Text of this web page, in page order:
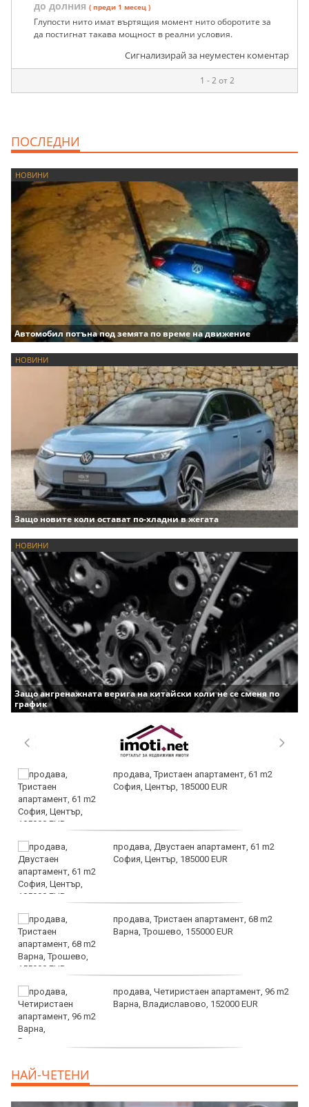
до долния ( преди 1 месец )
Глупости нито имат въртящия момент нито оборотите за
да постигнат такава мощност в реални условия.
Сигнализирай за неуместен коментар
1 - 2 от 2
ПОСЛЕДНИ
НОВИНИ
Автомобил потъна под земята по време на движение
НОВИНИ
Защо новите коли остават по-хладни в жегата
НОВИНИ
Защо ангренажната верига на китайски коли не се сменя по
график
продава, Тристаен апартамент, 61 m2
София, Център, 185000 EUR
продава, Двустаен апартамент, 61 m2
София, Център, 185000 EUR
продава, Тристаен апартамент, 68 m2
Варна, Трошево, 155000 EUR
продава, Четиристаен апартамент, 96 m2
Варна, Владиславово, 152000 EUR
НАЙ-ЧЕТЕНИ